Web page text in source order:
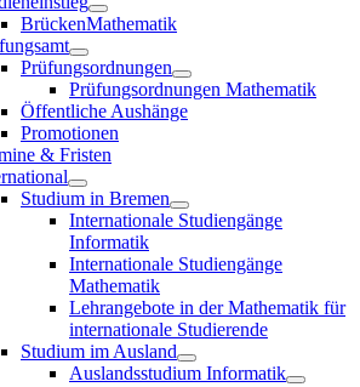
BrückenMathematik
Prüfungsordnungen
Prüfungsordnungen Mathematik
Öffentliche Aushänge
Promotionen
& Fristen
Studium in Bremen
Internationale Studiengänge
Informatik
Internationale Studiengänge
Mathematik
Lehrangebote in der Mathematik für
internationale Studierende
Studium im Ausland
Auslandsstudium Informatik